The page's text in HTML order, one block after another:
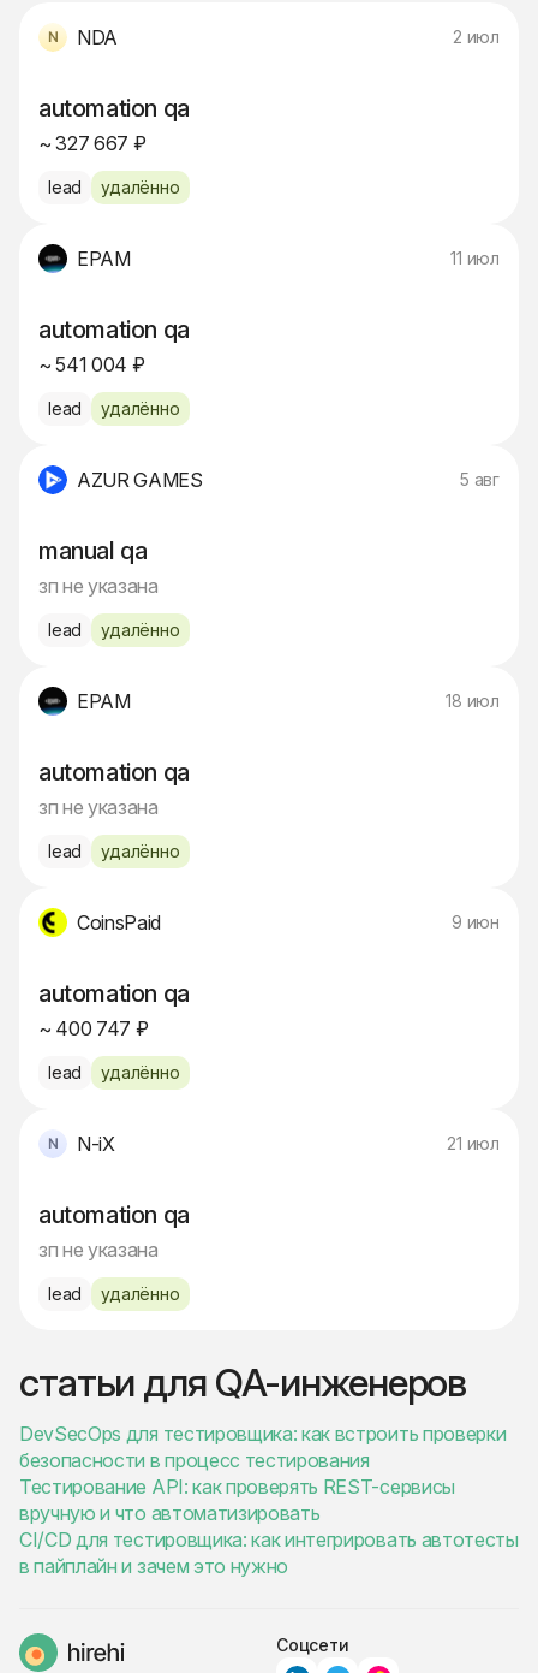
NDA 2 июл
automation qa
~ 327 667 ₽
lead удалённо
EPAM 11 июл
automation qa
~ 541 004 ₽
lead удалённо
AZUR GAMES 5 авг
manual qa
зп не указана
lead удалённо
EPAM 18 июл
automation qa
зп не указана
lead удалённо
CoinsPaid 9 июн
automation qa
~ 400 747 ₽
lead удалённо
N-iX 21 июл
automation qa
зп не указана
lead удалённо
статьи для QA-инженеров
DevSecOps для тестировщика: как встроить проверки
безопасности в процесс тестирования
Тестирование API: как проверять REST-сервисы
вручную и что автоматизировать
CI/CD для тестировщика: как интегрировать автотесты
в пайплайн и зачем это нужно
Соцсети